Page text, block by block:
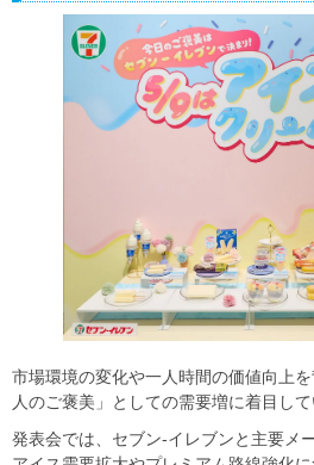
市場環境の変化や一人時間の価値向上
人のご褒美」としての需要増に着目して
発表会では、セブン‐イレブンと主要メ